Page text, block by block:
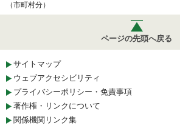
（市町村分）
ページの先頭へ戻る
サイトマップ
ウェブアクセシビリティ
プライバシーポリシー・免責事項
著作権・リンクについて
関係機関リンク集